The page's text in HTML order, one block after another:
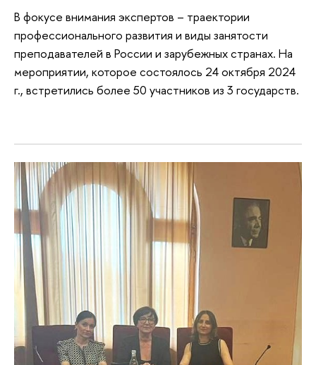
В фокусе внимания экспертов – траектории
профессионального развития и виды занятости
преподавателей в России и зарубежных странах. На
мероприятии, которое состоялось 24 октября 2024
г., встретились более 50 участников из 3 государств.